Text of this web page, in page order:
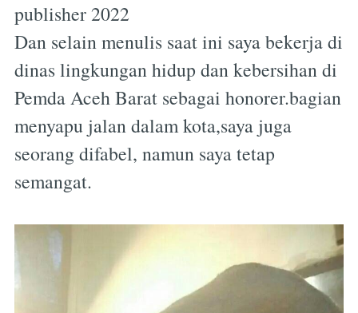
publisher 2022
Dan selain menulis saat ini saya bekerja di
dinas lingkungan hidup dan kebersihan di
Pemda Aceh Barat sebagai honorer.bagian
menyapu jalan dalam kota,saya juga
seorang difabel, namun saya tetap
semangat.